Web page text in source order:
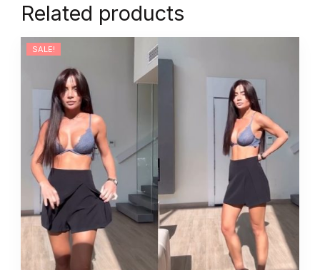
Related products
SALE!